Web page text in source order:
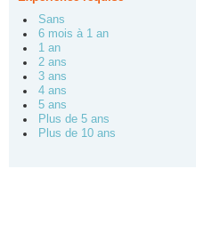
Sans
6 mois à 1 an
1 an
2 ans
3 ans
4 ans
5 ans
Plus de 5 ans
Plus de 10 ans